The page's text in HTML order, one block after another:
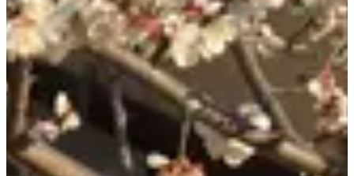
Quanto costa solo Seokpajeong?Il biglietto per solo Seokpajeong costa
₩5,500. Se vuoi anche il museo, il biglietto Seokpajeong & Seoul
Museum per adulti è ₩11,000 e per bambini ₩7,000.
Quali sono gli orari di apertura? Seokpajeong & M2 sono aperti 10:00-
17:00, M1 è 10:00-18:00. Chiuso lunedì e martedì; ultimo ingresso
un'ora prima della chiusura.
Come arrivo in autobus?
Prendere gli autobus 1020, 1711, 7016, 7018,
7022, 7212 alla Stazione Gyeongbokgung Uscita 3 e scendere a
Jahamun Tunnel Yipgu; o 1020, 1711, 7016, 7018 alla Stazione
Gwanghwamun Uscita 2 & 3 e scendere a Jahamun Tunnel Yipgu.
Quanto costa il taxi dalla stazione?
Un viaggio in taxi di 7 minuti dalla
Stazione Gyeongbokgung costa circa ₩4,500.
Qual è l'indirizzo del museo? L'indirizzo è 서울 종로구 창의문로11길 4-1.